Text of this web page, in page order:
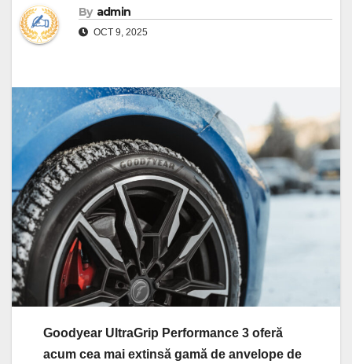
By admin
OCT 9, 2025
Goodyear UltraGrip Performance 3 oferă
acum cea mai extinsă gamă de anvelope de